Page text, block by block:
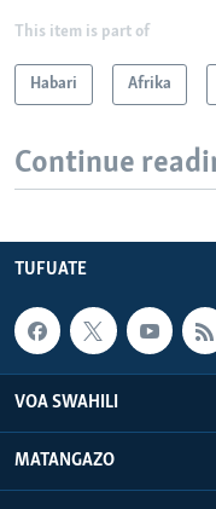
This item is part of
Habari Afrika
Continue
TUFUATE
VOA SWAHILI
MATANGAZO